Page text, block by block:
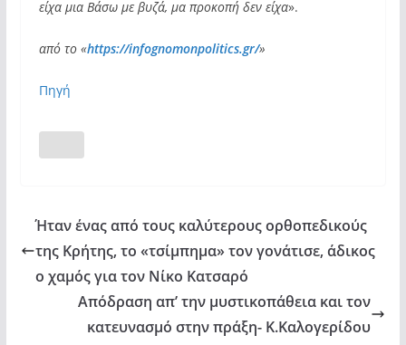
είχα μια Βάσω με βυζά, μα προκοπή δεν είχα».
από το «https://infognomonpolitics.gr/»
Πηγή
Ήταν ένας από τους καλύτερους ορθοπεδικούς
της Κρήτης, το «τσίμπημα» τον γονάτισε, άδικος
ο χαμός για τον Νίκο Κατσαρό
Απόδραση απ’ την μυστικοπάθεια και τον
κατευνασμό στην πράξη- Κ.Καλογερίδου